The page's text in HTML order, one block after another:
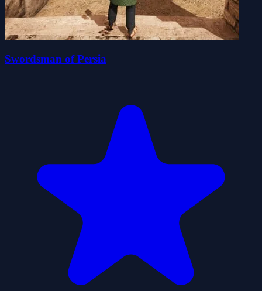
Swordsman of Persia